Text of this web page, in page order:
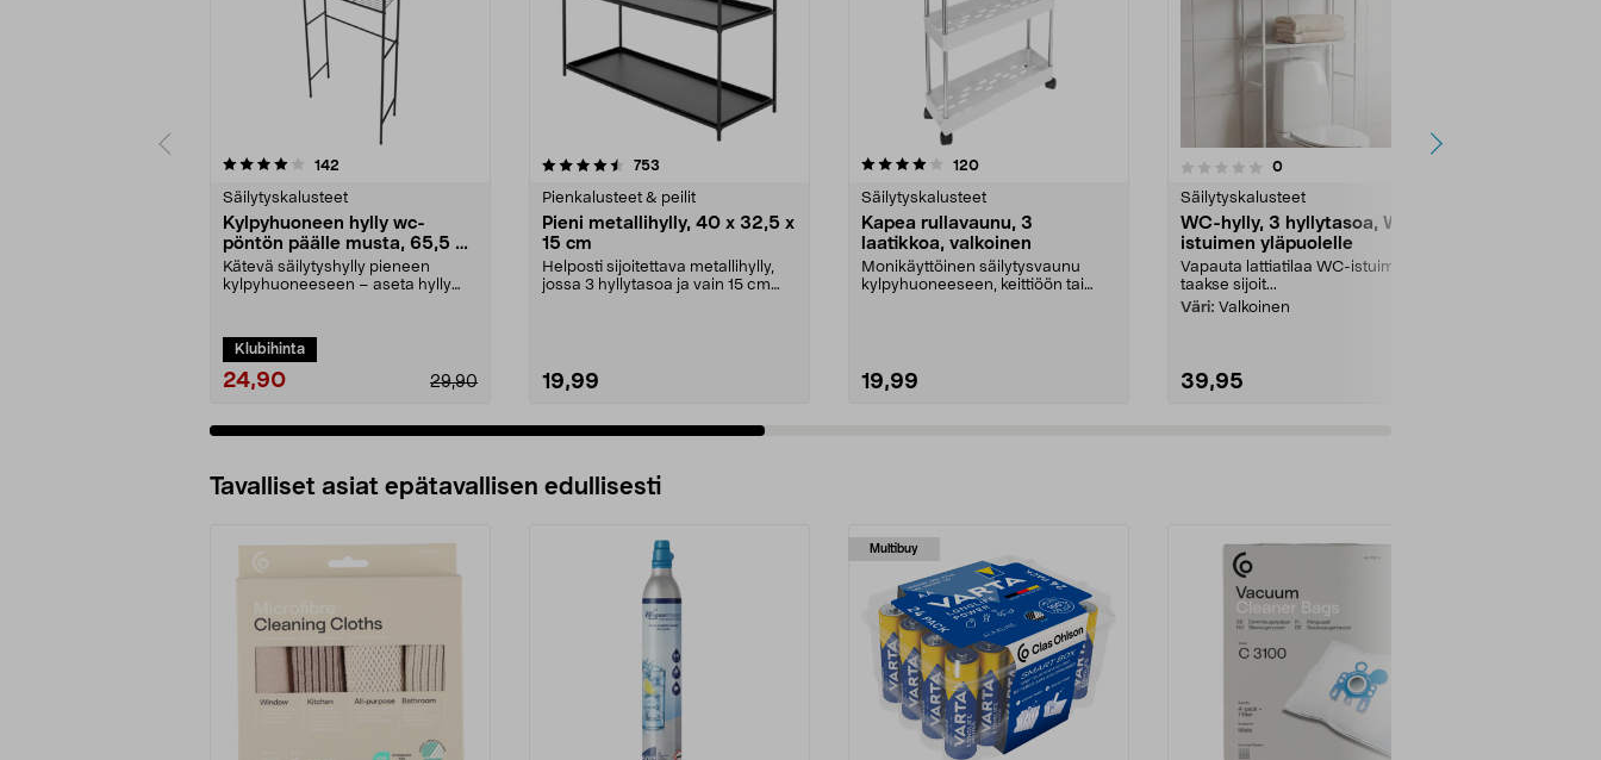
142
Säilytyskalusteet
Kylpyhuoneen hylly wc-
pöntön päälle musta, 65,5 x
24 x 163 cm
Kätevä säilytyshylly pieneen
kylpyhuoneeseen – aseta hylly
Klubihinta
24,90 29,90
4.5 viidestä
753
Pienkalusteet & peilit
Pieni metallihylly, 40 x 32,5 x
15 cm
Helposti sijoitettava metallihylly,
jossa 3 hyllytasoa ja vain 15 cm
19,99
4.0 viidestä
120arvostelut
Säilytyskalusteet
Kapea rullavaunu, 3
laatikkoa, valkoinen
Monikäyttöinen säilytysvaunu
kylpyhuoneeseen, keittiöön tai
19,99
0.0 viidestä
0arvostelut
Säilytyskalusteet
WC-hylly, 3 hyllytasoa, WC-
istuimen yläpuolelle
Vapauta lattiatilaa WC-istuimen
taakse sijoit...
Väri: Valkoinen
39,95
0.0 viidestä
Tavalliset asiat epätavallisen edullisesti
Multibuy